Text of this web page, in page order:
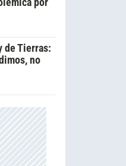
de Tierras:
no